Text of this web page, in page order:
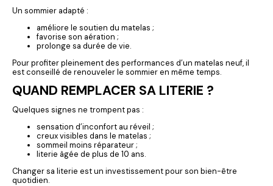
Un sommier adapté :
améliore le soutien du matelas ;
favorise son aération ;
prolonge sa durée de vie.
Pour profiter pleinement des performances d’un matelas neuf, il
est conseillé de renouveler le sommier en même temps.
QUAND REMPLACER SA LITERIE ?
Quelques signes ne trompent pas :
sensation d’inconfort au réveil ;
creux visibles dans le matelas ;
sommeil moins réparateur ;
literie âgée de plus de 10 ans.
Changer sa literie est un investissement pour son bien-être
quotidien.